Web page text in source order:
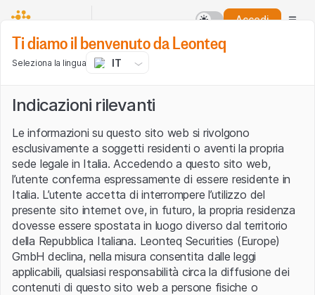
Accedi
Ti diamo il benvenuto da Leonteq
Seleziona la lingua IT
Indicazioni rilevanti
Le informazioni su questo sito web si rivolgono
esclusivamente a soggetti residenti o aventi la propria
sede legale in Italia. Accedendo a questo sito web,
l’utente conferma espressamente di essere residente in
Italia. L’utente accetta di interrompere l’utilizzo del
presente sito internet ove, in futuro, la propria residenza
dovesse essere spostata in luogo diverso dal territorio
della Repubblica Italiana. Leonteq Securities (Europe)
GmbH declina, nella misura consentita dalle leggi
applicabili, qualsiasi responsabilità circa la diffusione dei
contenuti di questo sito web a persone fisiche o